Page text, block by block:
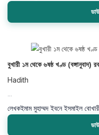
বুখারী ১ম থেকে ৬ষষ্ঠ খণ্ড (বঙ্গানুবাদ)
Hadith
লেখকইমাম মুহাম্মদ ইবনে ইসমাইল